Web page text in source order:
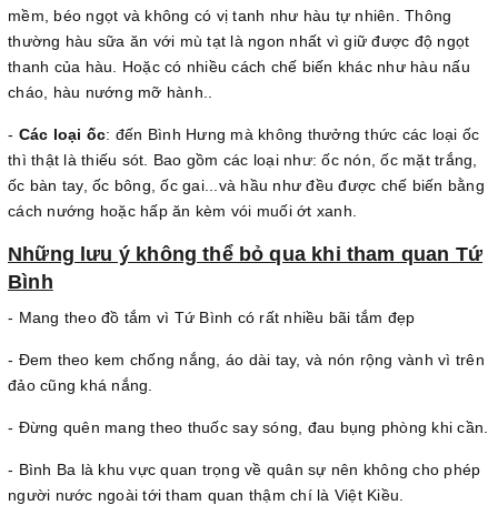
mềm, béo ngọt và không có vị tanh như hàu tự nhiên. Thông
thường hàu sữa ăn với mù tạt là ngon nhất vì giữ được độ ngọt
thanh của hàu. Hoặc có nhiều cách chế biến khác như hàu nấu
cháo, hàu nướng mỡ hành..
- Các loại ốc: đến Bình Hưng mà không thưởng thức các loại ốc
thì thật là thiếu sót. Bao gồm các loại như: ốc nón, ốc mặt trắng,
ốc bàn tay, ốc bông, ốc gai...và hầu như đều được chế biến bằng
cách nướng hoặc hấp ăn kèm vói muối ớt xanh.
Những lưu ý không thể bỏ qua khi tham quan Tứ
Bình
- Mang theo đồ tắm vì Tứ Bình có rất nhiều bãi tắm đẹp
- Đem theo kem chống nắng, áo dài tay, và nón rộng vành vì trên
đảo cũng khá nắng.
- Đừng quên mang theo thuốc say sóng, đau bụng phòng khi cần.
- Bình Ba là khu vực quan trọng về quân sự nên không cho phép
người nước ngoài tới tham quan thậm chí là Việt Kiều.